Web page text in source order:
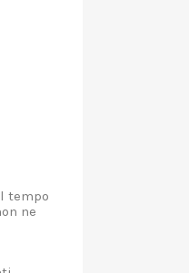
tempo
ne